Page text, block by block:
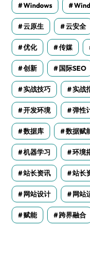
Windows
云原生 云安全
优化 传媒
创新 国际SEO
实战技巧 实战
开发环境 弹性
数据库 数据赋
机器学习 环境
站长资讯 站长
网站设计 网站
赋能 跨界融合